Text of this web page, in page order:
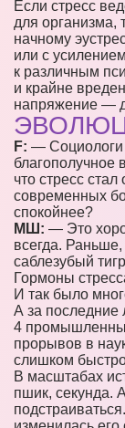
Если стресс
для организма,
начному
или с
к различным
и крайне
напряжение —
F: — Социологи
благополучное
что стресс
современных
спокойнее?
МШ: — Это
всегда.
саблезубый
Гормоны
И так было
А за последние
4
прорывов в
слишком
В масштабах
пшик, секунда.